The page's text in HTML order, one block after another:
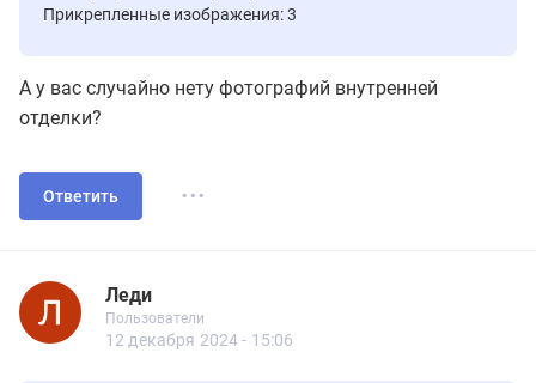
Прикрепленные изображения: 3
А у вас случайно нету фотографий внутренней
отделки?
Ответить ...
Леди
Леди
Пользователи
1.11
Пользователи
59 сообщений
12 декабря 2024 - 15:06